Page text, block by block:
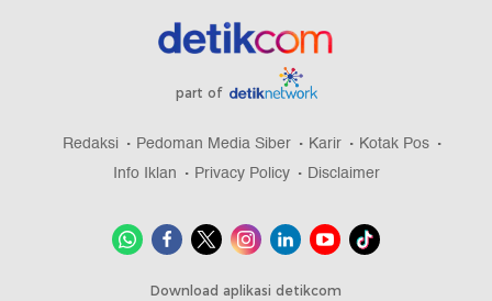
part of
Redaksi Pedoman Media Siber Karir
Kotak Pos
Info Iklan
Privacy Policy Disclaimer
Download aplikasi detikcom